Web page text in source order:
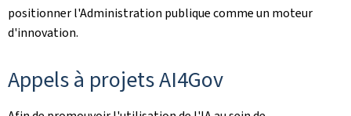
positionner l'Administration publique comme un moteur
d'innovation.
Appels à projets AI4Gov